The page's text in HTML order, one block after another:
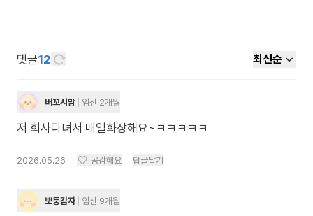
댓글12 최신순
버꼬시맘 임신 2개월
저 회사다녀서 매일화장해요~ㅋㅋㅋㅋㅋ
2026.05.26 공감해요 답글달기
뽀둥감자 임신 9개월